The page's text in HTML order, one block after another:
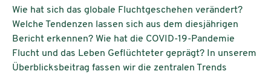
Wie hat sich das globale Fluchtgeschehen verändert?
Welche Tendenzen lassen sich aus dem diesjährigen
Bericht erkennen? Wie hat die COVID-19-Pandemie
Flucht und das Leben Geflüchteter geprägt? In unserem
Überblicksbeitrag fassen wir die zentralen Trends